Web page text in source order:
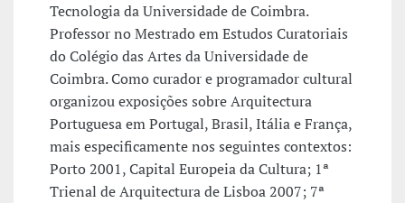
Tecnologia da Universidade de Coimbra.
Professor no Mestrado em Estudos Curatoriais
do Colégio das Artes da Universidade de
Coimbra. Como curador e programador cultural
organizou exposições sobre Arquitectura
Portuguesa em Portugal, Brasil, Itália e França,
mais especificamente nos seguintes contextos:
Porto 2001, Capital Europeia da Cultura; 1ª
Trienal de Arquitectura de Lisboa 2007; 7ª